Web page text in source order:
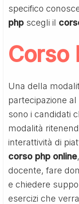
specifico
php scegli il
Corso
Una della
partecipazione al
sono i candidati
modalità
interattività di
corso php online
docente, fare
e chiedere
esercizi che